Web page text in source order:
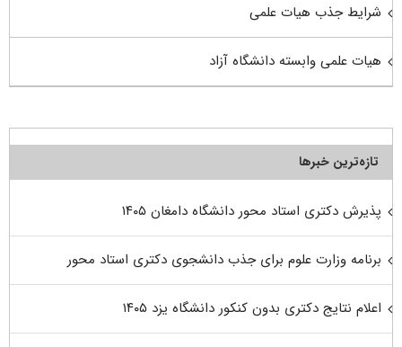
شرایط جذب هیات علمی
هیات علمی وابسته دانشگاه آزاد
تازه‌ترین خبرها
پذیرش دکتری استاد محور دانشگاه دامغان ۱۴۰۵
برنامه وزارت علوم برای جذب دانشجوی دکتری استاد محور
اعلام نتایج دکتری بدون کنکور دانشگاه یزد ۱۴۰۵